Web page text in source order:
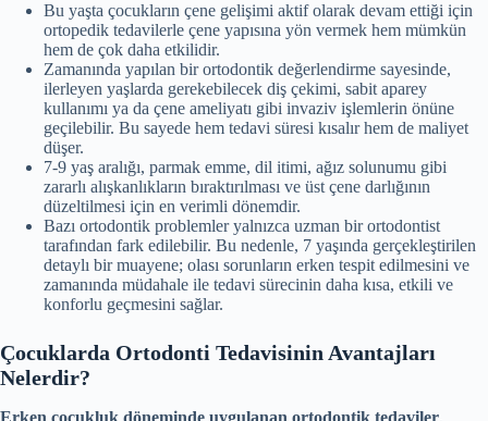
Bu yaşta çocukların çene gelişimi aktif olarak devam ettiği için
ortopedik tedavilerle çene yapısına yön vermek hem mümkün
hem de çok daha etkilidir.
Zamanında yapılan bir ortodontik değerlendirme sayesinde,
ilerleyen yaşlarda gerekebilecek diş çekimi, sabit aparey
kullanımı ya da çene ameliyatı gibi invaziv işlemlerin önüne
geçilebilir. Bu sayede hem tedavi süresi kısalır hem de maliyet
düşer.
7-9 yaş aralığı, parmak emme, dil itimi, ağız solunumu gibi
zararlı alışkanlıkların bıraktırılması ve üst çene darlığının
düzeltilmesi için en verimli dönemdir.
Bazı ortodontik problemler yalnızca uzman bir ortodontist
tarafından fark edilebilir. Bu nedenle, 7 yaşında gerçekleştirilen
detaylı bir muayene; olası sorunların erken tespit edilmesini ve
zamanında müdahale ile tedavi sürecinin daha kısa, etkili ve
konforlu geçmesini sağlar.
Çocuklarda Ortodonti Tedavisinin Avantajları
Nelerdir?
Erken çocukluk döneminde uygulanan ortodontik tedaviler,